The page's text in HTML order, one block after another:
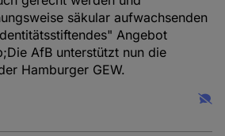
säkular aufwachsenden
Angebot
AfB unterstützt nun die
Hamburger GEW.